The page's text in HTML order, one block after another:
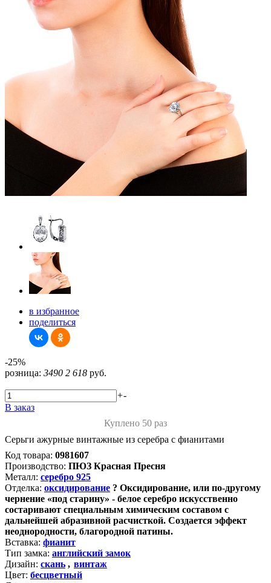
в избранное
поделиться
-25%
розница: 3490 2 618 руб.
+-
В заказ
Куплено 50 раз
Серьги ажурные винтажные из серебра с фианитами
Код товара: 0981607
Производство: ПЮЗ Красная Пресня
Металл: серебро 925
Отделка: оксидирование ? Оксидирование, или по-другому
чернение «под старину» - белое серебро искусственно
состаривают специальным химическим составом с
дальнейшей абразивной расчисткой. Создается эффект
неоднородности, благородной патины.
Вставка: фианит
Тип замка: английский замок
Дизайн: скань , винтаж
Цвет: бесцветный